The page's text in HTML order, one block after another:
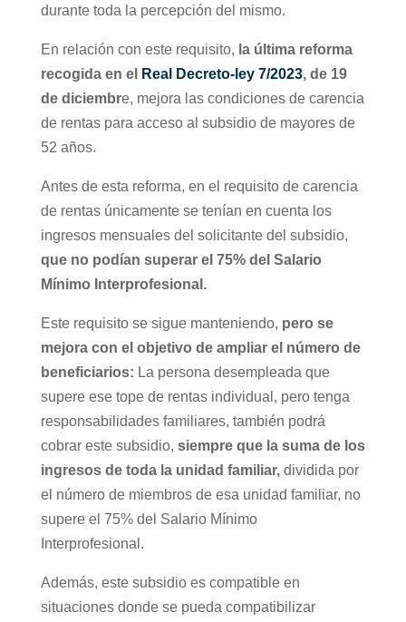
durante toda la percepción del mismo.
En relación con este requisito, la última reforma
recogida en el
Real Decreto-ley 7/2023, de 19
de diciembre, mejora las condiciones de carencia
de rentas para acceso al subsidio de mayores de
52 años.
Antes de esta reforma, en el requisito de carencia
de rentas únicamente se tenían en cuenta los
ingresos mensuales del solicitante del subsidio,
que no podían superar el 75% del Salario
Mínimo Interprofesional.
Este requisito se sigue manteniendo, pero se
mejora con el objetivo de ampliar el número de
beneficiarios: La persona desempleada que
supere ese tope de rentas individual, pero tenga
responsabilidades familiares, también podrá
cobrar este subsidio, siempre que la suma de los
ingresos de toda la unidad familiar,dividida por
el número de miembros de esa unidad familiar, no
supere el 75% del Salario Mínimo
Interprofesional.
Además, este subsidio es compatible en
situaciones donde se pueda compatibilizar